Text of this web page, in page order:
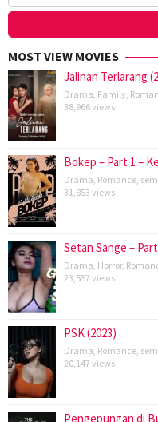
MOST VIEW MOVIES
Jalinan Terlarang
Drama Family
38,966 views
Bokep – Part 1 –
Drama Romance
31,853 views
Setan Sange –
Drama Horror,
23,557 views
PSK (2023)
Drama Romance
20,147 views
Pengepungan di